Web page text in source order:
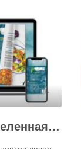
Кулинарная вселенная в цифре: топ-3 самых больших электронных книг рецептов